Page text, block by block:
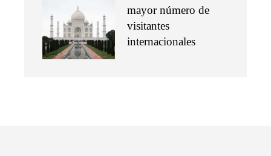
mayor número de
visitantes
internacionales